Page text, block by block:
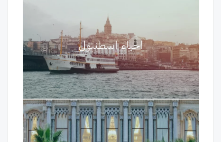
احياء اسطنبول